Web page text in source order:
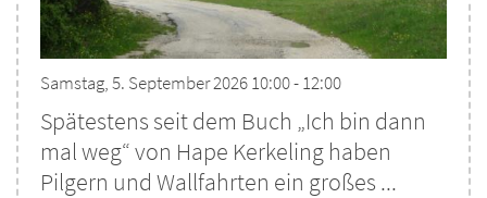
Samstag, 5. September 2026 10:00 - 12:00
Spätestens seit dem Buch „Ich bin dann
mal weg“ von Hape Kerkeling haben
Pilgern und Wallfahrten ein großes ...